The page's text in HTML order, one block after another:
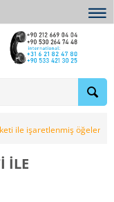
ile işaretlenmiş öğeler:
ILE